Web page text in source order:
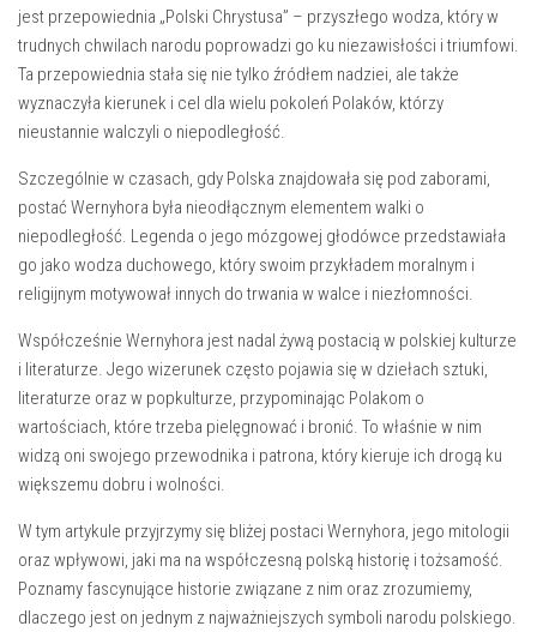
⁤jest przepowiednia „Polski Chrystusa” – przyszłego wodza, który w⁢
trudnych‍ chwilach narodu poprowadzi go ku niezawisłości i‌ triumfowi.
Ta przepowiednia stała się nie tylko źródłem nadziei, ale także
wyznaczyła kierunek i⁣ cel ​dla⁢ wielu pokoleń Polaków, którzy
nieustannie walczyli o niepodległość.
Szczególnie w czasach, gdy Polska ‍znajdowała się ⁢pod zaborami,
postać‍ Wernyhora była nieodłącznym⁢ elementem walki o
‍niepodległość.⁢ Legenda o ‌jego mózgowej⁢ głodówce przedstawiała
go jako wodza duchowego, który swoim przykładem moralnym i
religijnym motywował innych do trwania w walce i niezłomności.
Współcześnie Wernyhora jest nadal żywą postacią w polskiej‍ kulturze⁤
i literaturze. Jego wizerunek często​ pojawia się w dziełach sztuki,⁤
literaturze oraz w‍ popkulturze, przypominając Polakom o
wartościach, które‌ trzeba pielęgnować i bronić. To właśnie w nim
widzą⁢ oni swojego przewodnika​ i patrona, ‍który kieruje ich ​drogą ku
‌większemu dobru i wolności.
W tym ⁣artykule​ przyjrzymy się bliżej⁤ postaci Wernyhora, jego mitologii
oraz wpływowi, jaki ma na ​współczesną polską historię i ⁣tożsamość.
Poznamy fascynujące⁣ historie związane z nim oraz zrozumiemy,
⁣dlaczego‌ jest on⁤ jednym⁣ z najważniejszych symboli narodu⁤ polskiego.